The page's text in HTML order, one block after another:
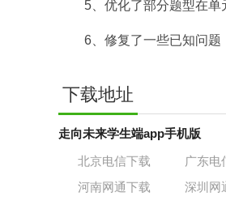
5、优化了部分题型在单
6、修复了一些已知问题
下载地址
走向未来学生端app手机版
北京电信下载
广东电
河南网通下载
深圳网